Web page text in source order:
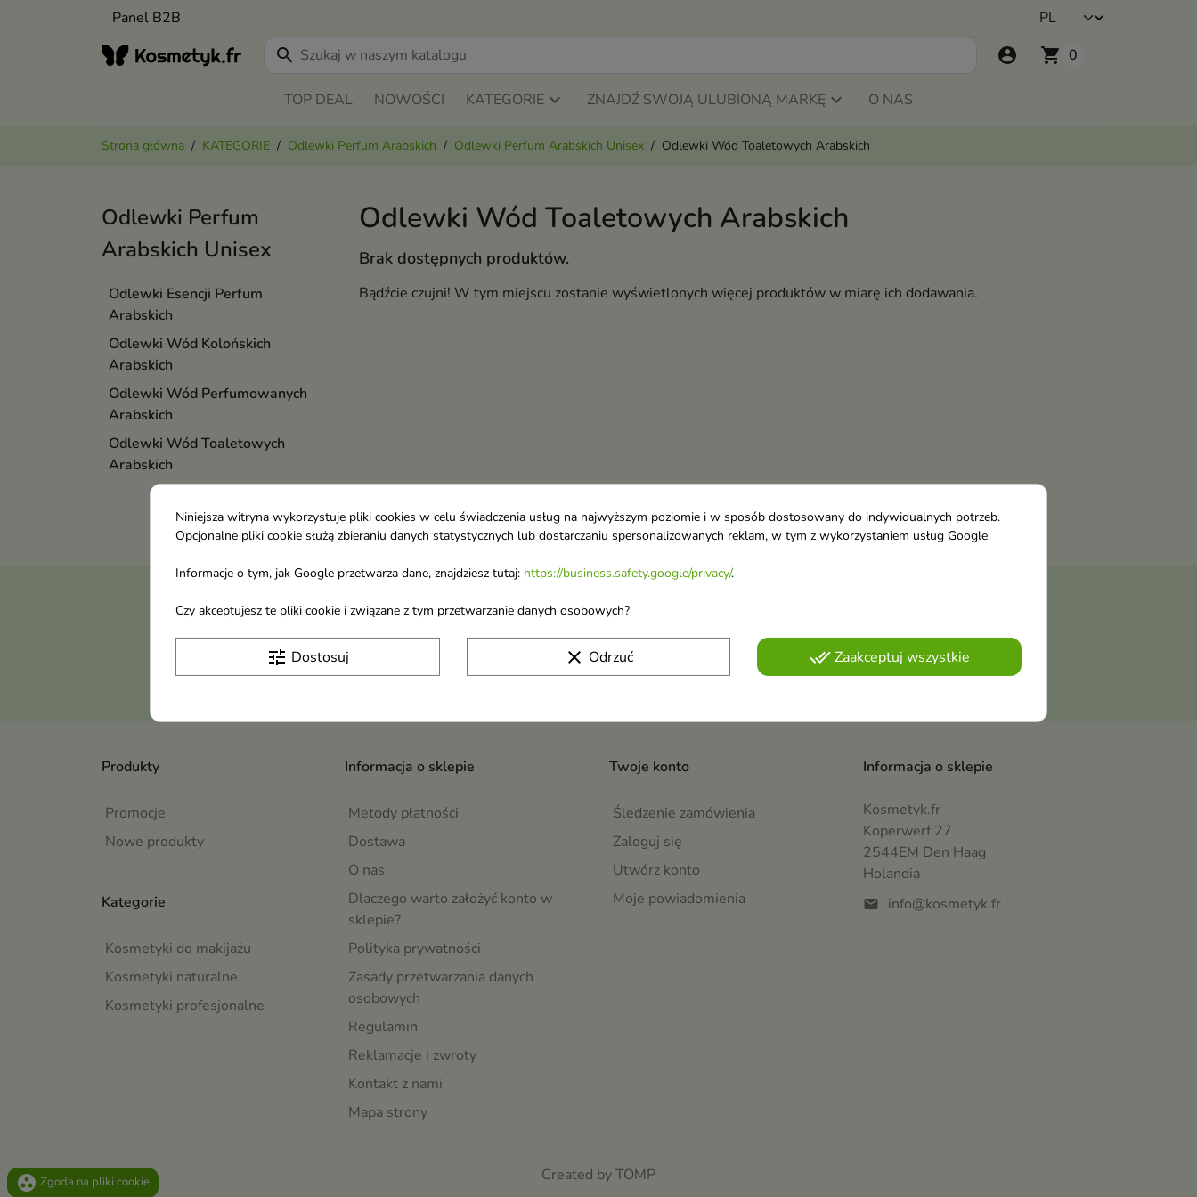
Panel B2B
search account_circle shopping_cart 0
TOP DEAL NOWOŚCI KATEGORIE ZNAJDŹ SWOJĄ ULUBIONĄ MARKĘ O NAS
Strona główna KATEGORIE Odlewki Perfum Arabskich Odlewki Perfum Arabskich Unisex Odlewki Wód Toaletowych Arabskich
Odlewki Perfum
Arabskich Unisex
Odlewki Esencji Perfum
Arabskich
Odlewki Wód Kolońskich
Arabskich
Odlewki Wód Perfumowanych
Arabskich
Odlewki Wód Toaletowych
Arabskich
Odlewki Wód Toaletowych Arabskich
Brak dostępnych produktów.
Bądźcie czujni! W tym miejscu zostanie wyświetlonych więcej produktów w miarę ich dodawania.
Otrzymuj informację o nowościach i
Możesz zrezygnować w każdej chwili. W tym celu należy odnaleźć szczegóły w
naszej informacji prawnej.
Produkty
Promocje
Nowe produkty
Informacja o sklepie
Metody płatności
Dostawa
O nas
Dlaczego warto założyć konto w
sklepie?
Polityka prywatności
Zasady przetwarzania danych
osobowych
Regulamin
Reklamacje i zwroty
Kontakt z nami
Mapa strony
Kategorie
Kosmetyki do makijażu
Kosmetyki naturalne
Kosmetyki profesjonalne
Twoje konto
Śledzenie zamówienia
Zaloguj się
Utwórz konto
Moje powiadomienia
Informacja o sklepie
Kosmetyk.fr
Koperwerf 27
2544EM Den Haag
Holandia
mail info@kosmetyk.fr
Created by TOMP
Niniejsza witryna wykorzystuje pliki cookies w celu świadczenia usług na najwyższym poziomie i w sposób dostosowany do indywidualnych potrzeb.
Opcjonalne pliki cookie służą zbieraniu danych statystycznych lub dostarczaniu spersonalizowanych reklam, w tym z wykorzystaniem usług Google.
Informacje o tym, jak Google przetwarza dane, znajdziesz tutaj: https://business.safety.google/privacy/.
Czy akceptujesz te pliki cookie i związane z tym przetwarzanie danych osobowych?
tune Dostosuj clear Odrzuć done_allZaakceptuj wszystkie
group_work Zgoda na pliki cookie